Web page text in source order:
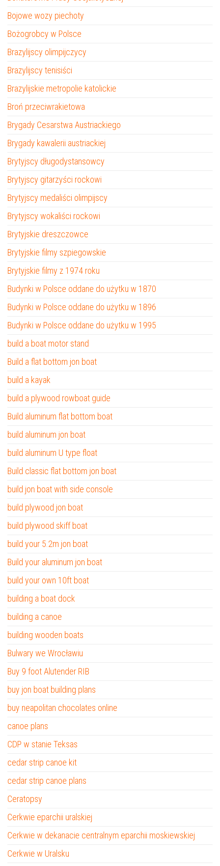
Bojowe wozy piechoty
Bożogrobcy w Polsce
Brazylijscy olimpijczycy
Brazylijscy tenisiści
Brazylijskie metropolie katolickie
Broń przeciwrakietowa
Brygady Cesarstwa Austriackiego
Brygady kawalerii austriackiej
Brytyjscy długodystansowcy
Brytyjscy gitarzyści rockowi
Brytyjscy medaliści olimpijscy
Brytyjscy wokaliści rockowi
Brytyjskie dreszczowce
Brytyjskie filmy szpiegowskie
Brytyjskie filmy z 1974 roku
Budynki w Polsce oddane do użytku w 1870
Budynki w Polsce oddane do użytku w 1896
Budynki w Polsce oddane do użytku w 1995
build a boat motor stand
Build a flat bottom jon boat
build a kayak
build a plywood rowboat guide
Build aluminum flat bottom boat
build aluminum jon boat
build aluminum U type float
Build classic flat bottom jon boat
build jon boat with side console
build plywood jon boat
build plywood skiff boat
build your 5.2m jon boat
Build your aluminum jon boat
build your own 10ft boat
building a boat dock
building a canoe
building wooden boats
Bulwary we Wrocławiu
Buy 9 foot Alutender RIB
buy jon boat building plans
buy neapolitan chocolates online
canoe plans
CDP w stanie Teksas
cedar strip canoe kit
cedar strip canoe plans
Ceratopsy
Cerkwie eparchii uralskiej
Cerkwie w dekanacie centralnym eparchii moskiewskiej
Cerkwie w Uralsku